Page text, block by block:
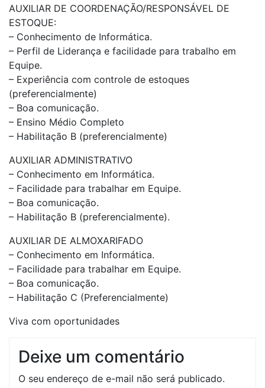
AUXILIAR DE COORDENAÇÃO/RESPONSÁVEL DE
ESTOQUE:
– Conhecimento de Informática.
– Perfil de Liderança e facilidade para trabalho em
Equipe.
– Experiência com controle de estoques
(preferencialmente)
– Boa comunicação.
– Ensino Médio Completo
– Habilitação B (preferencialmente)
AUXILIAR ADMINISTRATIVO
– Conhecimento em Informática.
– Facilidade para trabalhar em Equipe.
– Boa comunicação.
– Habilitação B (preferencialmente).
AUXILIAR DE ALMOXARIFADO
– Conhecimento em Informática.
– Facilidade para trabalhar em Equipe.
– Boa comunicação.
– Habilitação C (Preferencialmente)
Viva com oportunidades
Deixe um comentário
O seu endereço de e-mail não será publicado.